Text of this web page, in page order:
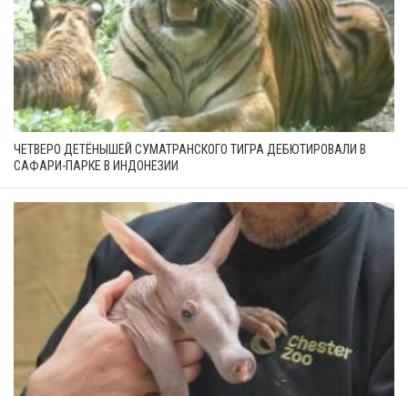
ЧЕТВЕРО ДЕТЁНЫШЕЙ СУМАТРАНСКОГО ТИГРА ДЕБЮТИРОВАЛИ В
САФАРИ-ПАРКЕ В ИНДОНЕЗИИ